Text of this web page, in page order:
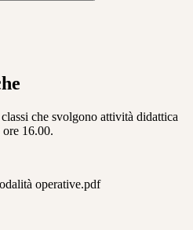
che svolgono attività didattica
16.00.
operative.pdf